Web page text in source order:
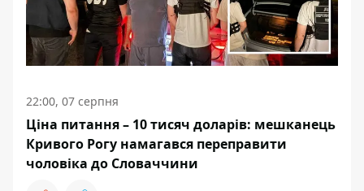
22:00, 07 серпня
Ціна питання – 10 тисяч доларів: мешканець
Кривого Рогу намагався переправити
чоловіка до Словаччини